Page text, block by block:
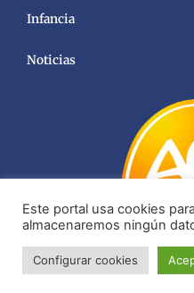
Infancia
Noticias
Este portal usa cookies
almacenaremos ningún
Configurar cookies